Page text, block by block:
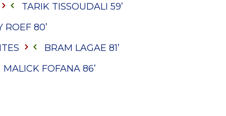
TARIK TISSOUDALI 59’
ROEF 80’
BRAM LAGAE 81’
MALICK FOFANA 86’